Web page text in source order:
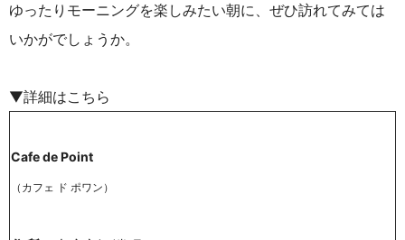
ゆったりモーニングを楽しみたい朝に、ぜひ訪れてみては
いかがでしょうか。
▼詳細はこちら
Cafe de Point
（カフェ ド ポワン）